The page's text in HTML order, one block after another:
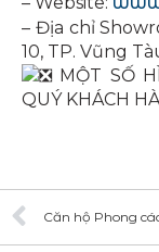
– Địa chỉ
10, TP. Vũng
MỘT SỐ
QUÝ KHÁCH
Căn hộ Phong